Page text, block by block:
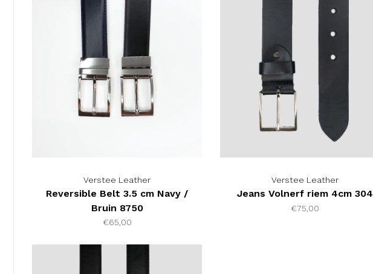
Verstee Leather
Reversible Belt 3.5 cm Navy /
Bruin 8750
€65,00
Verstee Leather
Jeans Volnerf riem 4cm 304
€75,00